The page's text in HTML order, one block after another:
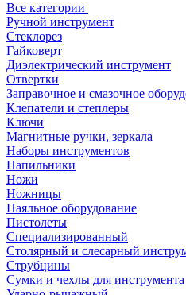
Все категории
Ручной инструмент
Стеклорез
Гайковерт
Диэлектрический инструмент
Отвертки
Заправочное и смазочное
Клепатели и степлеры
Ключи
Магнитные ручки, зеркала
Наборы инструментов
Напильники
Ножи
Ножницы
Паяльное оборудование
Пистолеты
Специализированный
Столярный и слесарный
Струбцины
Сумки и чехлы для инструмента